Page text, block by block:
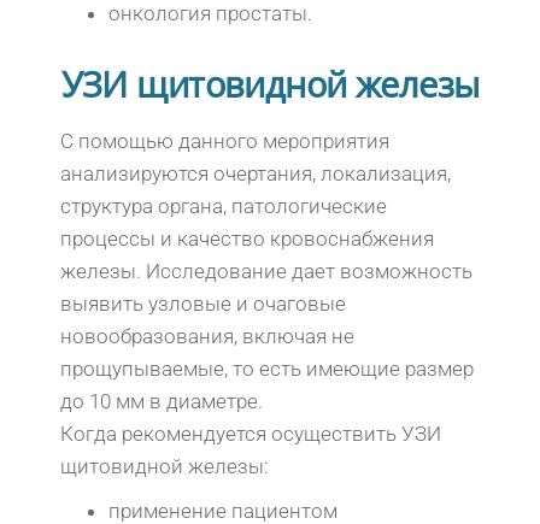
онкология простаты.
УЗИ щитовидной железы
С помощью данного мероприятия
анализируются очертания, локализация,
структура органа, патологические
процессы и качество кровоснабжения
железы. Исследование дает возможность
выявить узловые и очаговые
новообразования, включая не
прощупываемые, то есть имеющие размер
до 10 мм в диаметре.
Когда рекомендуется осуществить УЗИ
щитовидной железы:
применение пациентом